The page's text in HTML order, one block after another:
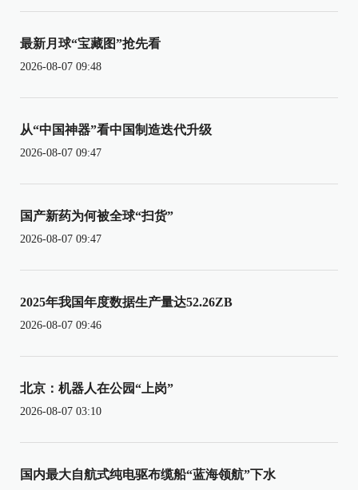
最新月球“宝藏图”抢先看
2026-08-07 09:48
从“中国神器”看中国制造迭代升级
2026-08-07 09:47
国产新药为何被全球“扫货”
2026-08-07 09:47
2025年我国年度数据生产量达52.26ZB
2026-08-07 09:46
北京：机器人在公园“上岗”
2026-08-07 03:10
国内最大自航式纯电驱布缆船“蓝海领航”下水